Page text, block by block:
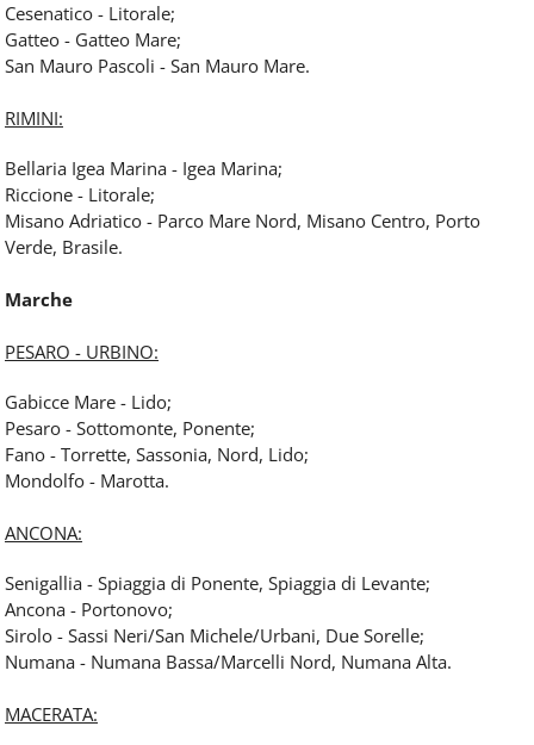
Cesenatico - Litorale;
Gatteo - Gatteo Mare;
San Mauro Pascoli - San Mauro Mare.
RIMINI:
Bellaria Igea Marina - Igea Marina;
Riccione - Litorale;
Misano Adriatico - Parco Mare Nord, Misano Centro, Porto
Verde, Brasile.
Marche
PESARO - URBINO:
Gabicce Mare - Lido;
Pesaro - Sottomonte, Ponente;
Fano - Torrette, Sassonia, Nord, Lido;
Mondolfo - Marotta.
ANCONA:
Senigallia - Spiaggia di Ponente, Spiaggia di Levante;
Ancona - Portonovo;
Sirolo - Sassi Neri/San Michele/Urbani, Due Sorelle;
Numana - Numana Bassa/Marcelli Nord, Numana Alta.
MACERATA: